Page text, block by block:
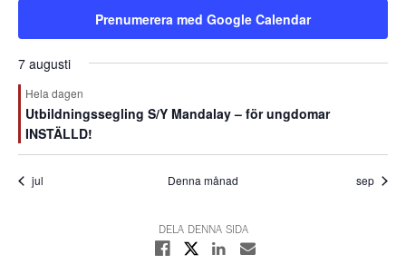
Prenumerera med Google Calendar
7 augusti
Hela dagen
Utbildningssegling S/Y Mandalay – för ungdomar
INSTÄLLD!
jul Denna månad sep
DELA DENNA SIDA
Dela på Facebook
Dela på XDela på Linkedin
Dela med E-post